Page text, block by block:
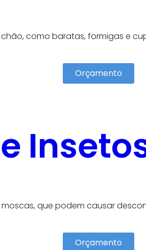
como baratas, formigas e
Orçamento
que podem causar
Orçamento